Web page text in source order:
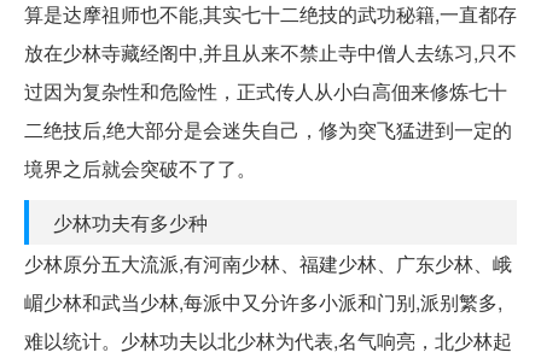
算是达摩祖师也不能,其实七十二绝技的武功秘籍,一直都存
放在少林寺藏经阁中,并且从来不禁止寺中僧人去练习,只不
过因为复杂性和危险性，正式传人从小白高佃来修炼七十
二绝技后,绝大部分是会迷失自己，修为突飞猛进到一定的
境界之后就会突破不了了。
少林功夫有多少种
少林原分五大流派,有河南少林、福建少林、广东少林、峨
嵋少林和武当少林,每派中又分许多小派和门别,派别繁多,
难以统计。少林功夫以北少林为代表,名气响亮，北少林起